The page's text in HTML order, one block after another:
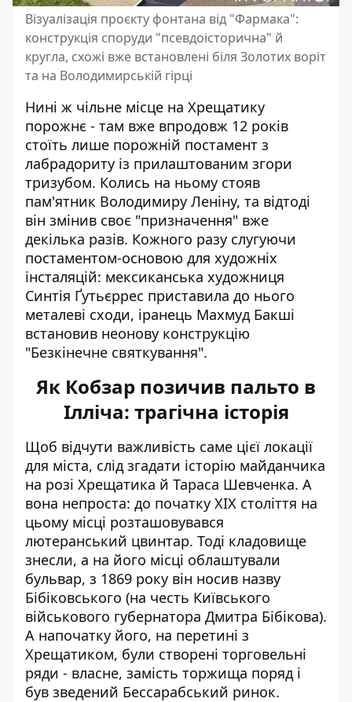
Візуалізація проєкту фонтана від "Фармака":
конструкція споруди "псевдоісторична" й
кругла, схожі вже встановлені біля Золотих воріт
та на Володимирській гірці
Нині ж чільне місце на Хрещатику
порожнє - там вже впродовж 12 років
стоїть лише порожній постамент з
лабрадориту із прилаштованим згори
тризубом. Колись на ньому стояв
пам'ятник Володимиру Леніну, та відтоді
він змінив своє "призначення" вже
декілька разів. Кожного разу слугуючи
постаментом-основою для художніх
інсталяцій: мексиканська художниця
Синтія Ґутьєррес приставила до нього
металеві сходи, іранець Махмуд Бакші
встановив неонову конструкцію
"Безкінечне святкування".
Як Кобзар позичив пальто в
Ілліча: трагічна історія
Щоб відчути важливість саме цієї локації
для міста, слід згадати історію майданчика
на розі Хрещатика й Тараса Шевченка. А
вона непроста: до початку ХІХ століття на
цьому місці розташовувався
лютеранський цвинтар. Тоді кладовище
знесли, а на його місці облаштували
бульвар, з 1869 року він носив назву
Бібіковського (на честь Київського
військового губернатора Дмитра Бібікова).
А напочатку його, на перетині з
Хрещатиком, були створені торговельні
ряди - власне, замість торжища поряд і
був зведений Бессарабський ринок.